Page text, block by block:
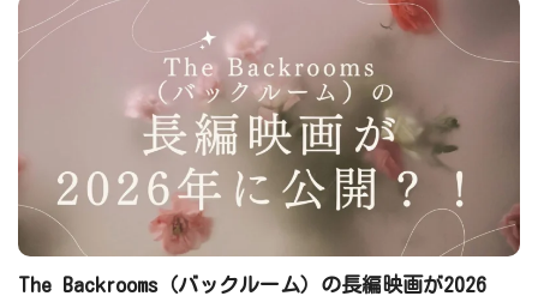
The Backrooms（バックルーム）の長編映画が2026